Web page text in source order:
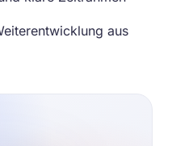
aus